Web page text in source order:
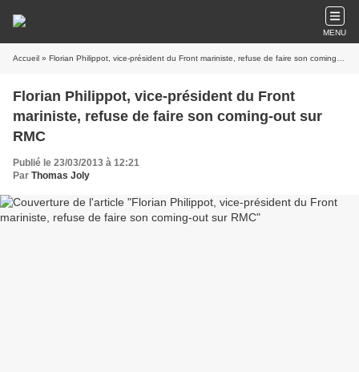
MENU
Accueil » Florian Philippot, vice-président du Front mariniste, refuse de faire son coming-out sur RMC
Florian Philippot, vice-président du Front
mariniste, refuse de faire son coming-out sur
RMC
Publié le 23/03/2013 à 12:21
Par Thomas Joly